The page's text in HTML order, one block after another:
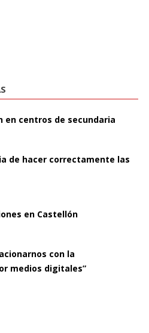
en centros de secundaria
de hacer correctamente las
en Castellón
con la
medios digitales”